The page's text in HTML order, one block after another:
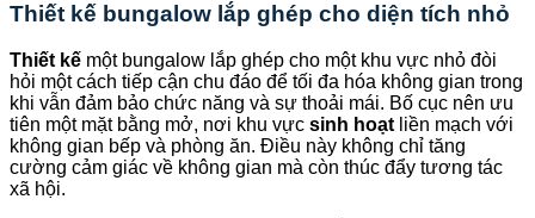
Thiết kế bungalow lắp ghép cho diện tích nhỏ
Thiết kế một bungalow lắp ghép cho một khu vực nhỏ đòi
hỏi một cách tiếp cận chu đáo để tối đa hóa không gian trong
khi vẫn đảm bảo chức năng và sự thoải mái. Bố cục nên ưu
tiên một mặt bằng mở, nơi khu vực sinh hoạt liền mạch với
không gian bếp và phòng ăn. Điều này không chỉ tăng
cường cảm giác về không gian mà còn thúc đẩy tương tác
xã hội.